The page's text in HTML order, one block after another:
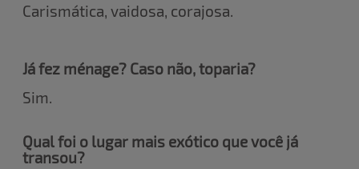
Carismática, vaidosa, corajosa.
Já fez ménage? Caso não, toparia?
Sim.
Qual foi o lugar mais exótico que você já
transou?